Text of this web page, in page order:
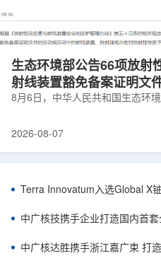
生态环境部公告66项放射
射线装置豁免备案证明文
8月6日，中华人民共和国生态环
将各省级生态环境主管部门报送
置、放射源或非密封放射性物质
告发布的汇总表共列出66项备案
东、天津、上海、河北、四川、甘
南、辽宁等地相关单位。备案内
2026-08-07
Terra Innovatum入选Global X
中广核技携手企业打造国内首
中广核达胜携手浙江嘉广束 打